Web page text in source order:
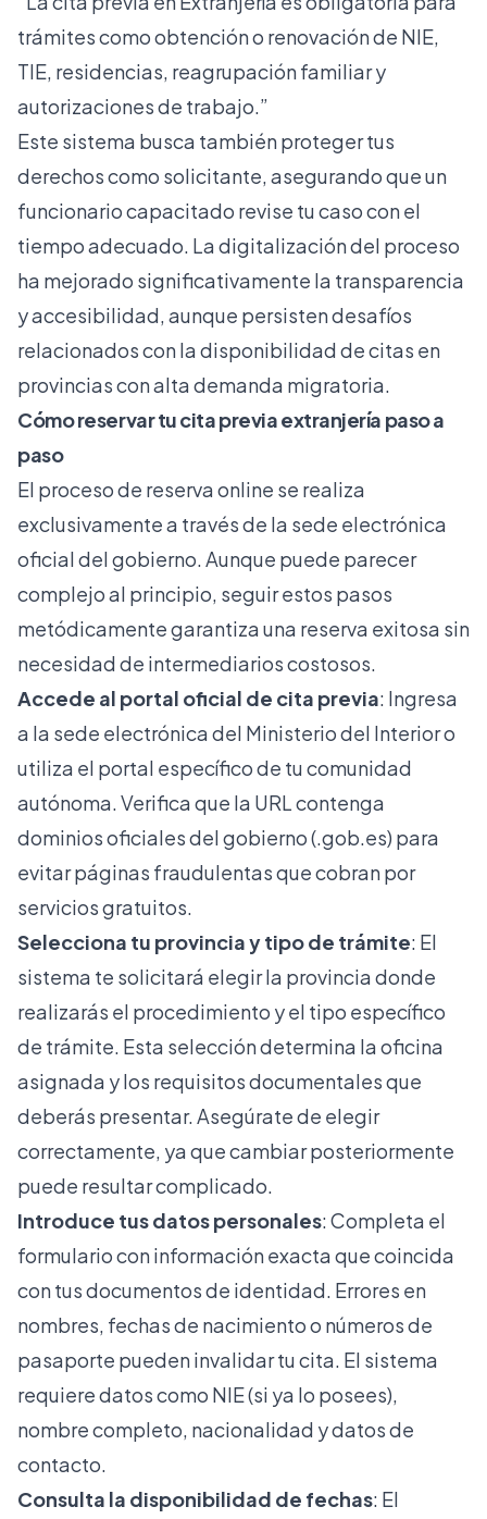
trámites como obtención o renovación de NIE,
TIE, residencias, reagrupación familiar y
autorizaciones de trabajo.”
Este sistema busca también proteger tus
derechos como solicitante, asegurando que un
funcionario capacitado revise tu caso con el
tiempo adecuado. La digitalización del proceso
ha mejorado significativamente la transparencia
y accesibilidad, aunque persisten desafíos
relacionados con la disponibilidad de citas en
provincias con alta demanda migratoria.
Cómo reservar tu cita previa extranjería paso a
paso
El proceso de reserva online se realiza
exclusivamente a través de la sede electrónica
oficial del gobierno. Aunque puede parecer
complejo al principio, seguir estos pasos
metódicamente garantiza una reserva exitosa sin
necesidad de intermediarios costosos.
Accede al portal oficial de cita previa: Ingresa
a la sede electrónica del Ministerio del Interior o
utiliza el portal específico de tu comunidad
autónoma. Verifica que la URL contenga
dominios oficiales del gobierno (.gob.es) para
evitar páginas fraudulentas que cobran por
servicios gratuitos.
Selecciona tu provincia y tipo de trámite: El
sistema te solicitará elegir la provincia donde
realizarás el procedimiento y el tipo específico
de trámite. Esta selección determina la oficina
asignada y los requisitos documentales que
deberás presentar. Asegúrate de elegir
correctamente, ya que cambiar posteriormente
puede resultar complicado.
Introduce tus datos personales: Completa el
formulario con información exacta que coincida
con tus documentos de identidad. Errores en
nombres, fechas de nacimiento o números de
pasaporte pueden invalidar tu cita. El sistema
requiere datos como NIE (si ya lo posees),
nombre completo, nacionalidad y datos de
contacto.
Consulta la disponibilidad de fechas: El